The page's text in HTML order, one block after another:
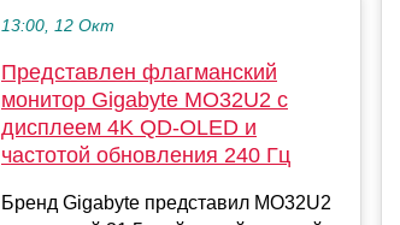
13:00, 12 Окт
Представлен флагманский
монитор Gigabyte MO32U2 с
дисплеем 4K QD-OLED и
частотой обновления 240 Гц
Бренд Gigabyte представил MO32U2